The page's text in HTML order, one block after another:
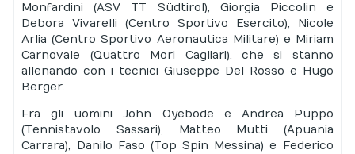
Monfardini (ASV TT Südtirol), Giorgia Piccolin e
Debora Vivarelli (Centro Sportivo Esercito), Nicole
Arlia (Centro Sportivo Aeronautica Militare) e Miriam
Carnovale (Quattro Mori Cagliari), che si stanno
allenando con i tecnici Giuseppe Del Rosso e Hugo
Berger.
Fra gli uomini John Oyebode e Andrea Puppo
(Tennistavolo Sassari), Matteo Mutti (Apuania
Carrara), Danilo Faso (Top Spin Messina) e Federico